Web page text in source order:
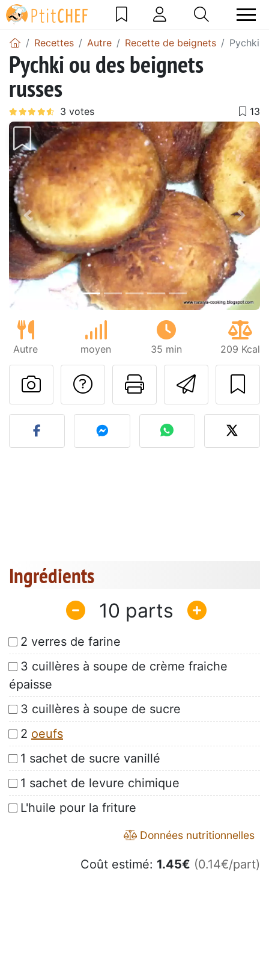
Recettes Autre Recette de beignets Pychki
Pychki ou des beignets
russes
Précédent
Autre moyen 35 min 209 Kcal
Imprimer
Poser une
Publier votre photo de
Ingrédients
10
2 verres de farine
3 cuillères à soupe de crème fraiche
épaisse
3 cuillères à soupe de sucre
2 oeufs
1 sachet de sucre vanillé
1 sachet de levure chimique
L'huile pour la friture
Données nutritionnelles
Coût estimé: 1.45€ (0.14€/part)